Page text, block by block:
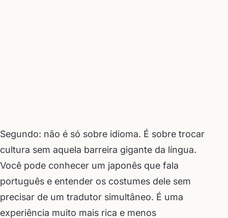
Segundo: não é só sobre idioma. É sobre trocar
cultura sem aquela barreira gigante da língua.
Você pode conhecer um japonês que fala
português e entender os costumes dele sem
precisar de um tradutor simultâneo. É uma
experiência muito mais rica e menos